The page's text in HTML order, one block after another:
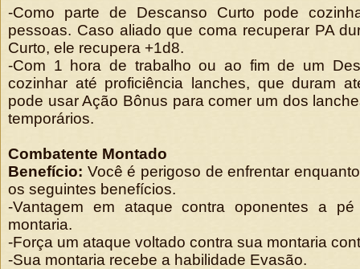
-Como parte de Descanso Curto pode
pessoas. Caso aliado que coma recuperar PA
Curto, ele recupera +1d8.
-Com 1 hora de trabalho ou ao fim de um
cozinhar até proficiência lanches, que duram
pode usar Ação Bônus para comer um dos
temporários.
Combatente Montado
Benefício: Você é perigoso de enfrentar
os seguintes benefícios.
-Vantagem em ataque contra oponentes a
montaria.
-Força um ataque voltado contra sua montaria
-Sua montaria recebe a habilidade Evasão.